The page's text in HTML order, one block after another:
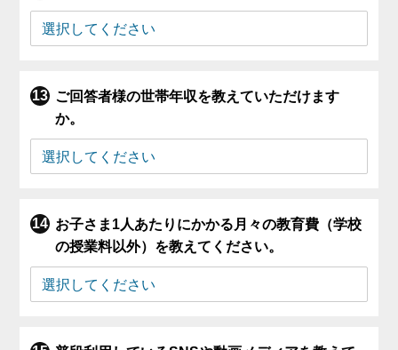
ご回答者様の世帯年収を教えていただけます
か。
お子さま1人あたりにかかる月々の教育費（学校
の授業料以外）を教えてください。